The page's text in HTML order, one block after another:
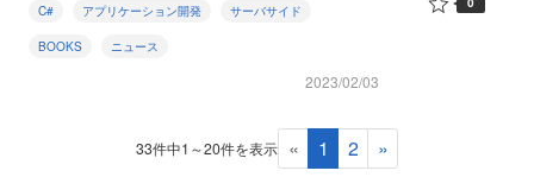
C# アプリケーション開発 サーバサイド
BOOKS ニュース
2023/02/03
33件中1～20件を表示 « 1 2 »